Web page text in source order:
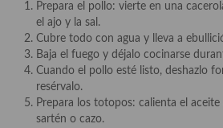
Cocinas del mundo
Cocina Americana
Cocina Argentina
Cocina Brasileña
Prepara el pollo: vierte en una
el ajo y la sal.
Cubre todo con agua y lleva a
Baja el fuego y déjalo cocinarse
Cuando el pollo esté listo, deshazlo
resérvalo.
Prepara los totopos: calienta el
sartén o cazo.